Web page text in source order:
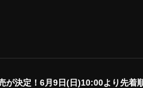
決定！6月9日(日)10:00より先着順にて